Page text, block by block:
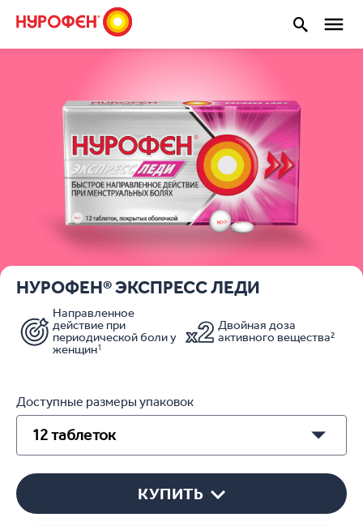
Для взрослых
НУРОФЕН® ЭКСПРЕСС ЛЕДИ
Направленное
действие при
периодической боли у
женщин1
Двойная доза
активного вещества2
Доступные размеры упаковок
12 таблеток
КУПИТЬ